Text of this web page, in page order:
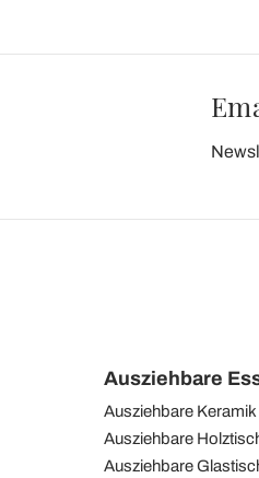
Ausziehbare
Ausziehbare
Ausziehbare
Ausziehbare